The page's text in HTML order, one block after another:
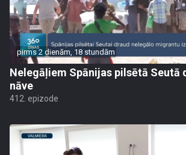
pirms 2 dienām, 18 stundām
Nelegāļiem Spānijas pilsētā Seutā
nāve
412. epizode